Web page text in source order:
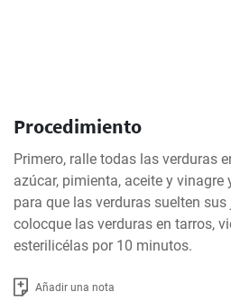
Procedimiento
Primero, ralle todas las verduras
azúcar, pimienta, aceite y vinagre
para que las verduras suelten sus
colocque las verduras en tarros,
esterilicélas por 10 minutos.
Añadir una nota